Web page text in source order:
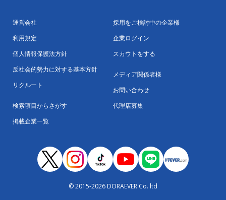
運営会社
利用規定
個人情報保護法方針
反社会的勢力に対する基本方針
リクルート
検索項目からさがす
掲載企業一覧
採用をご検討中の企業様
企業ログイン
スカウトをする
メディア関係者様
お問い合わせ
代理店募集
© 2015-2026 DORAEVER Co. ltd